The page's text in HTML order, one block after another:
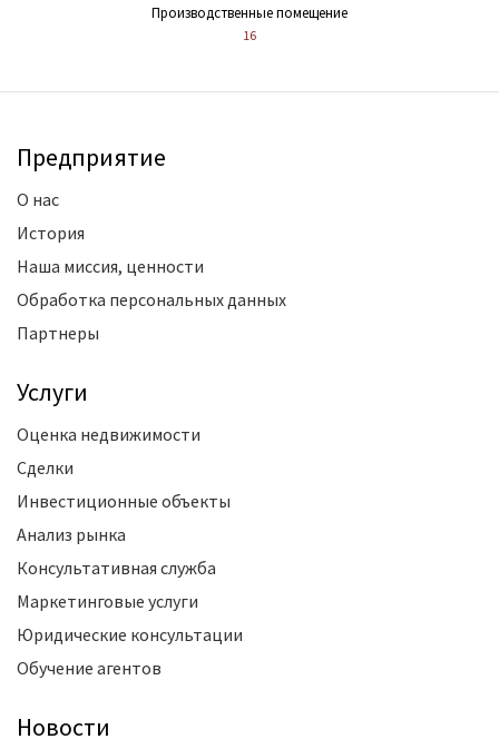
Производственные помещение
16
Предприятие
О нас
История
Наша миссия, ценности
Обработка персональных данных
Партнеры
Услуги
Оценка недвижимости
Сделки
Инвестиционные объекты
Анализ рынка
Консультативная служба
Маркетинговые услуги
Юридические консультации
Обучение агентов
Новости